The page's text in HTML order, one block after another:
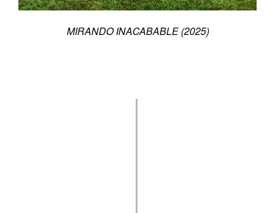
MIRANDO INACABABLE (2025)